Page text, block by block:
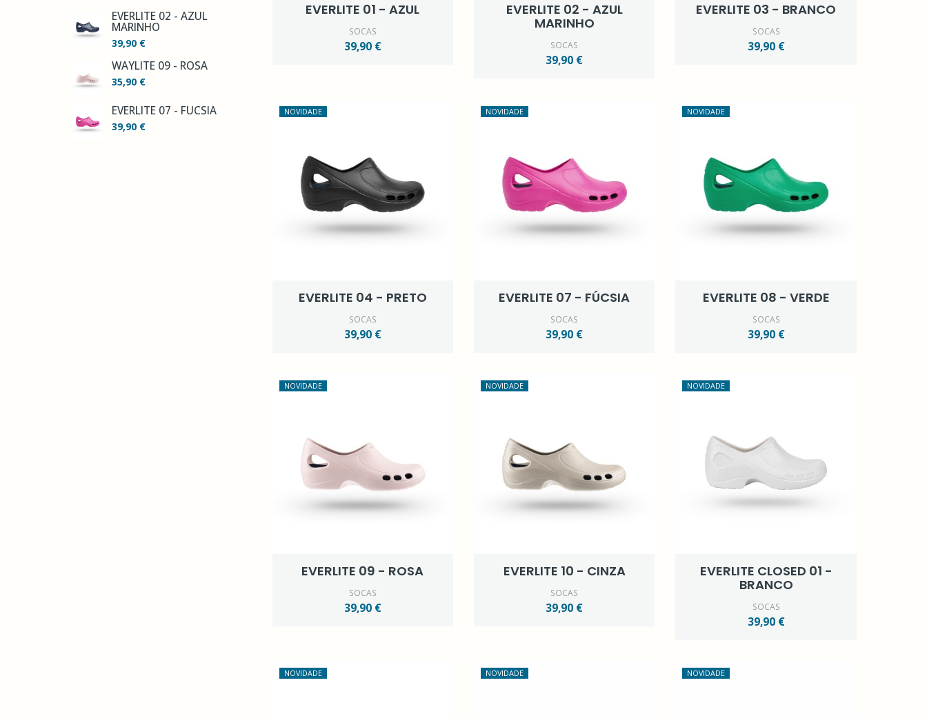
EVERLITE 02 - AZUL
MARINHO
39,90 €
WAYLITE 09 - ROSA
35,90 €
EVERLITE 07 - FÚCSIA
39,90 €
EVERLITE 01 - AZUL
SOCAS
39,90 €
EVERLITE 02 - AZUL
MARINHO
SOCAS
39,90 €
EVERLITE 03 - BRANCO
SOCAS
39,90 €
NOVIDADE
EVERLITE 04 - PRETO
SOCAS
39,90 €
NOVIDADE
EVERLITE 07 - FÚCSIA
SOCAS
39,90 €
NOVIDADE
EVERLITE 08 - VERDE
SOCAS
39,90 €
NOVIDADE
EVERLITE 09 - ROSA
SOCAS
39,90 €
NOVIDADE
EVERLITE 10 - CINZA
SOCAS
39,90 €
NOVIDADE
EVERLITE CLOSED 01 -
BRANCO
SOCAS
39,90 €
NOVIDADE NOVIDADE NOVIDADE